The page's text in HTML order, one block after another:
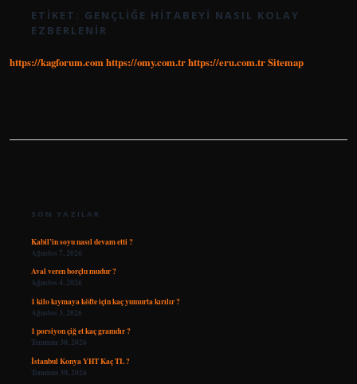
ETIKET: GENÇLIĞE HITABEYI NASIL KOLAY
EZBERLENIR
https://kagforum.com https://omy.com.trhttps://eru.com.trSitemap
SON YAZILAR
Kabil’in soyu nasıl devam etti ?
Ağustos 7, 2026
Aval veren borçlu mudur ?
Ağustos 4, 2026
1 kilo kıymaya köfte için kaç yumurta kırılır ?
Ağustos 3, 2026
1 porsiyon çiğ et kaç gramdır ?
Temmuz 30, 2026
İstanbul Konya YHT Kaç TL ?
Temmuz 30, 2026